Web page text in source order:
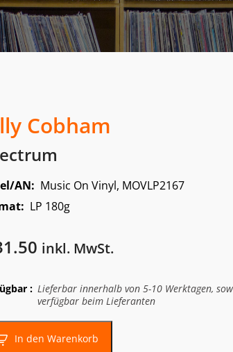
Cobham
AN: Music On Vinyl, MOVLP2167
LP 180g
inkl. MwSt.
: Lieferbar innerhalb von 5-10 Werktagen,
verfügbar beim Lieferanten
In den Warenkorb